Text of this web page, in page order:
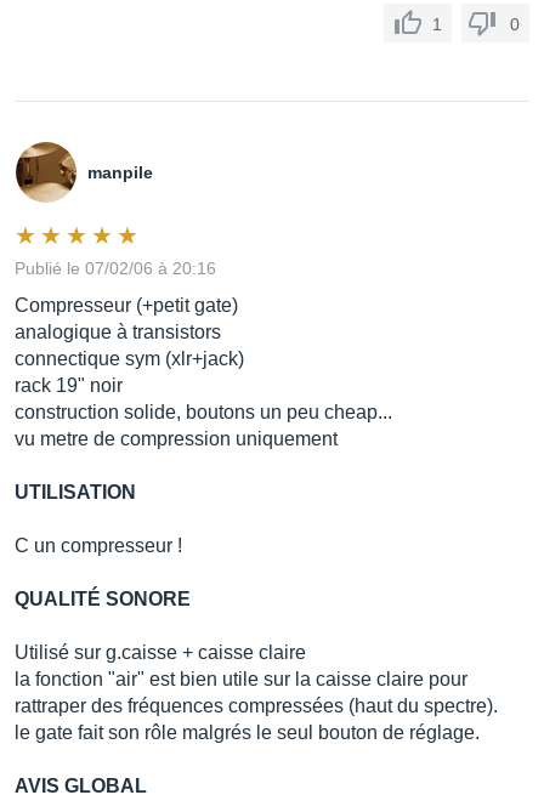
1 0
manpile
Publié le 07/02/06 à 20:16
Compresseur (+petit gate)
analogique à transistors
connectique sym (xlr+jack)
rack 19" noir
construction solide, boutons un peu cheap...
vu metre de compression uniquement
UTILISATION
C un compresseur !
QUALITÉ SONORE
Utilisé sur g.caisse + caisse claire
la fonction "air" est bien utile sur la caisse claire pour
rattraper des fréquences compressées (haut du spectre).
le gate fait son rôle malgrés le seul bouton de réglage.
AVIS GLOBAL